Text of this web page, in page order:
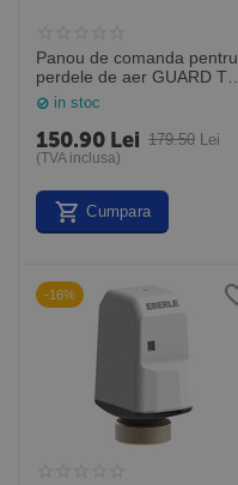
Panou de comanda pentru
perdele de aer GUARD TR-
110L-2 PANEL COMFORT
in stoc
179.50 Lei
150.90 Lei
(TVA inclusa)
Cumpara
-16%